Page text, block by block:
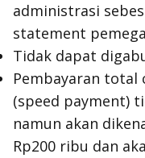
administrasi
statement
Tidak dapat
Pembayaran total
(speed payment)
namun akan
Rp200 ribu dan